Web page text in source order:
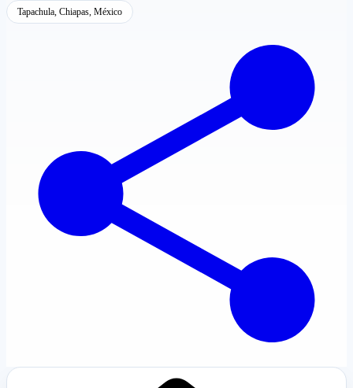
Tapachula, Chiapas, México